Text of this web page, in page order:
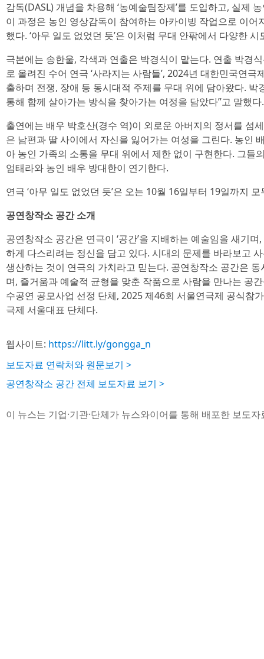
감독(DASL) 개념을 차용해 ‘농예술팀장제’를 도입하고, 실제
이 과정은 농인 영상감독이 참여하는 아카이빙 작업으로 이
했다. ‘아무 일도 없었던 듯’은 이처럼 무대 안팎에서 다양한
극본에는 송한울, 각색과 연출은 박경식이 맡는다. 연출 박경
로 올려진 수어 연극 ‘사라지는 사람들’, 2024년 대한민국연극
출하며 전쟁, 장애 등 동시대적 주제를 무대 위에 담아왔다. 박
통해 함께 살아가는 방식을 찾아가는 여정을 담았다”고 말했다.
출연에는 배우 박호산(경수 역)이 외로운 아버지의 정서를 섬
은 남편과 딸 사이에서 자신을 잃어가는 여성을 그린다. 농인
아 농인 가족의 소통을 무대 위에서 제한 없이 구현한다. 그들
엄태라와 농인 배우 방대한이 연기한다.
연극 ‘아무 일도 없었던 듯’은 오는 10월 16일부터 19일까지
공연창작소 공간 소개
공연창작소 공간은 연극이 ‘공간’을 지배하는 예술임을 새기며
하게 다스리려는 정신을 담고 있다. 시대의 문제를 바라보고
생산하는 것이 연극의 가치라고 믿는다. 공연창작소 공간은
며, 즐거움과 예술적 균형을 맞춘 작품으로 사람을 만나는 공
수공연 공모사업 선정 단체, 2025 제46회 서울연극제 공식참
극제 서울대표 단체다.
웹사이트: https://litt.ly/gongga_n
보도자료 연락처와 원문보기 >
공연창작소 공간 전체 보도자료 보기 >
이 뉴스는 기업·기관·단체가 뉴스와이어를 통해 배포한 보도